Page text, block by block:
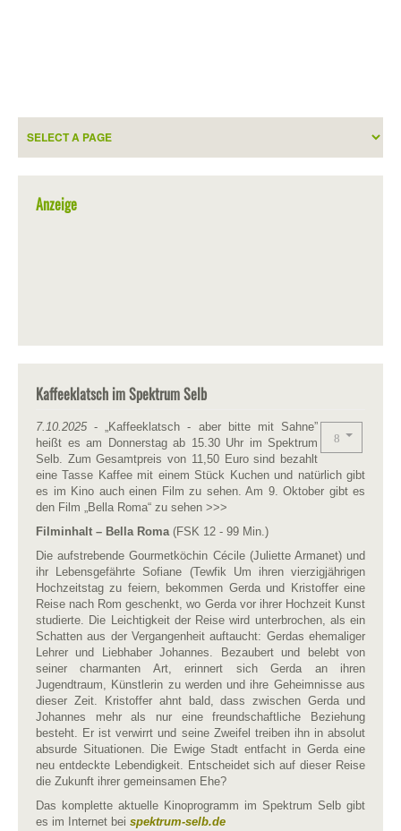
Anzeige
Kaffeeklatsch im Spektrum Selb
7.10.2025 - „Kaffeeklatsch - aber bitte mit Sahne”
heißt es am Donnerstag ab 15.30 Uhr im Spektrum
Selb. Zum Gesamtpreis von 11,50 Euro sind bezahlt
eine Tasse Kaffee mit einem Stück Kuchen und natürlich gibt
es im Kino auch einen Film zu sehen. Am 9. Oktober gibt es
den Film „Bella Roma“ zu sehen >>>
Filminhalt – Bella Roma (FSK 12 - 99 Min.)
Die aufstrebende Gourmetköchin Cécile (Juliette Armanet) und
ihr Lebensgefährte Sofiane (Tewfik Um ihren vierzigjährigen
Hochzeitstag zu feiern, bekommen Gerda und Kristoffer eine
Reise nach Rom geschenkt, wo Gerda vor ihrer Hochzeit Kunst
studierte. Die Leichtigkeit der Reise wird unterbrochen, als ein
Schatten aus der Vergangenheit auftaucht: Gerdas ehemaliger
Lehrer und Liebhaber Johannes. Bezaubert und belebt von
seiner charmanten Art, erinnert sich Gerda an ihren
Jugendtraum, Künstlerin zu werden und ihre Geheimnisse aus
dieser Zeit. Kristoffer ahnt bald, dass zwischen Gerda und
Johannes mehr als nur eine freundschaftliche Beziehung
besteht. Er ist verwirrt und seine Zweifel treiben ihn in absolut
absurde Situationen. Die Ewige Stadt entfacht in Gerda eine
neu entdeckte Lebendigkeit. Entscheidet sich auf dieser Reise
die Zukunft ihrer gemeinsamen Ehe?
Das komplette aktuelle Kinoprogramm im Spektrum Selb gibt
es im Internet bei spektrum-selb.de